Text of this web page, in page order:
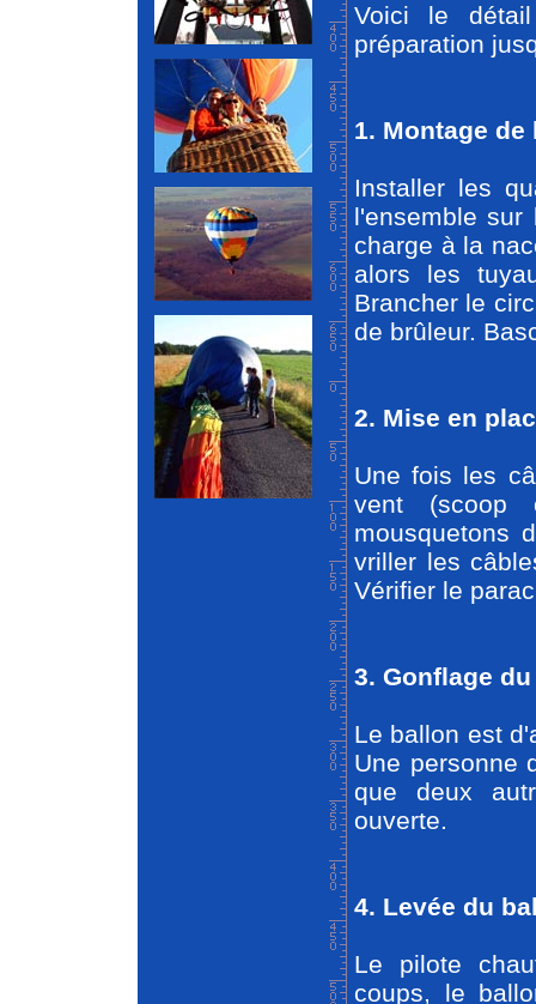
Voici le
préparation
1. Montage de
Installer les
l'ensemble
charge à la
alors les
Brancher le
de brûleur.
2. Mise en
Une fois les
vent (scoop
mousquetons
vriller les
Vérifier le
3. Gonflage
Le ballon est
Une personne
que deux
ouverte.
4. Levée du
Le pilote
coups, le